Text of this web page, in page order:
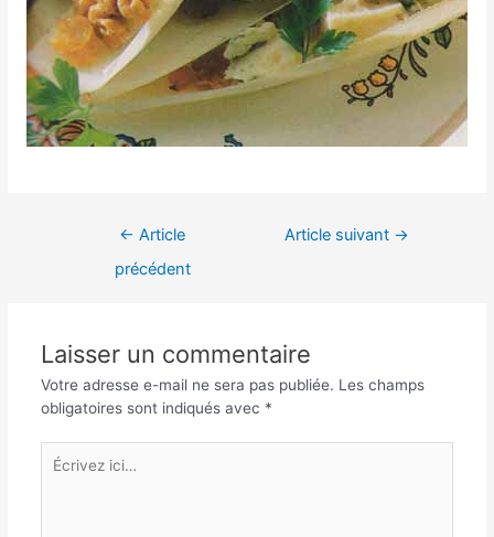
Navigation← Article
précédent
Article suivant →
Laisser un commentaire
Votre adresse e-mail ne sera pas publiée. Les champs
obligatoires sont indiqués avec *
Écrivez
ici…